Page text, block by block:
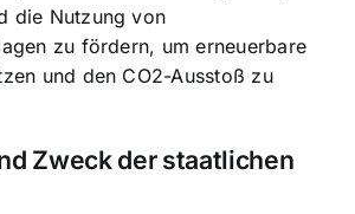
die Nutzung von
zu fördern, um erneuerbare
und den CO2-Ausstoß zu
Zweck der staatlichen